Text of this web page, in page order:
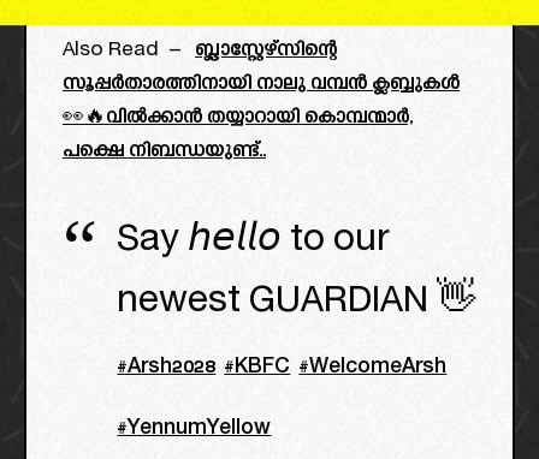
Also Read – ബ്ലാസ്റ്റേഴ്സിന്റെ
സൂപ്പർതാരത്തിനായി നാലു വമ്പൻ ക്ലബ്ബുകൾ
👀🔥വിൽക്കാൻ തയ്യാറായി കൊമ്പന്മാർ,
പക്ഷെ നിബന്ധയുണ്ട്..
Say 𝘩𝘦𝘭𝘭𝘰 to our
newest GUARDIAN 👋
#Arsh2028 #KBFC #WelcomeArsh
#YennumYellow